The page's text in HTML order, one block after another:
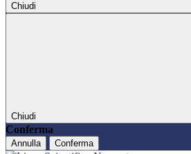
Chiudi
Chiudi
Conferma
Annulla Conferma